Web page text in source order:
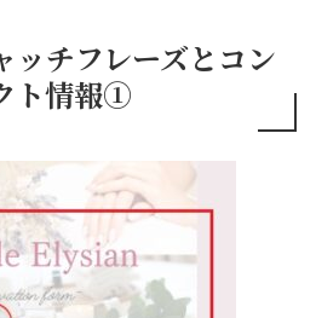
ッチフレーズとコン
ト情報①